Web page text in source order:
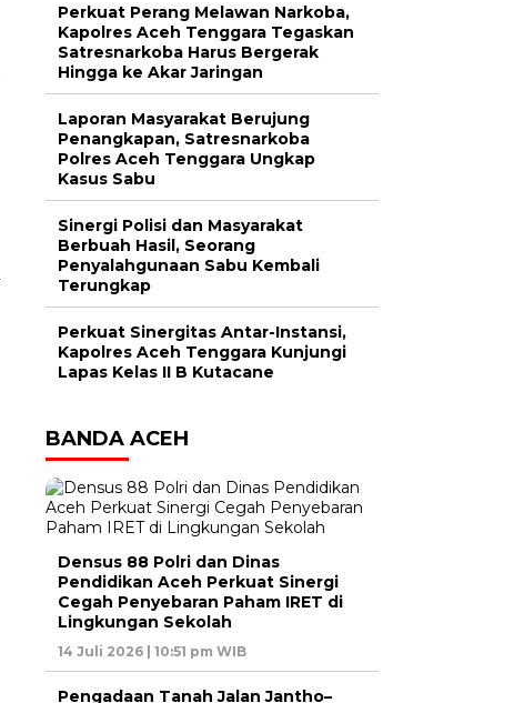
Perkuat Perang Melawan Narkoba,
Kapolres Aceh Tenggara Tegaskan
Satresnarkoba Harus Bergerak
Hingga ke Akar Jaringan
Laporan Masyarakat Berujung
Penangkapan, Satresnarkoba
Polres Aceh Tenggara Ungkap
Kasus Sabu
Sinergi Polisi dan Masyarakat
Berbuah Hasil, Seorang
Penyalahgunaan Sabu Kembali
Terungkap
Perkuat Sinergitas Antar-Instansi,
Kapolres Aceh Tenggara Kunjungi
Lapas Kelas II B Kutacane
BANDA ACEH
Densus 88 Polri dan Dinas
Pendidikan Aceh Perkuat Sinergi
Cegah Penyebaran Paham IRET di
Lingkungan Sekolah
14 Juli 2026 | 10:51 pm WIB
Pengadaan Tanah Jalan Jantho–